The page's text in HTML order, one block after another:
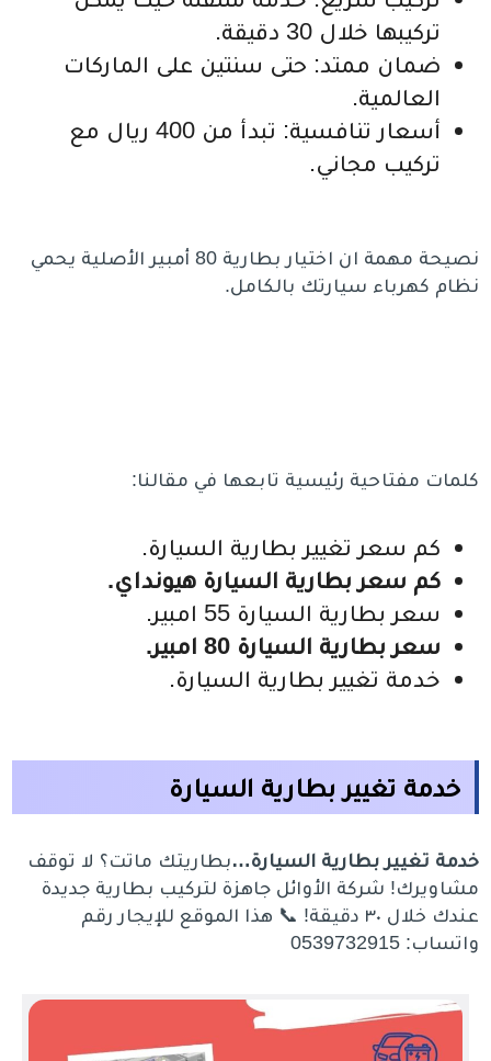
تركيبها خلال 30 دقيقة.
ضمان ممتد: حتى سنتين على الماركات
العالمية.
أسعار تنافسية: تبدأ من 400 ريال مع
تركيب مجاني.
نصيحة مهمة ان اختيار بطارية 80 أمبير الأصلية يحمي
نظام كهرباء سيارتك بالكامل.
كلمات مفتاحية رئيسية تابعها في مقالنا:
كم سعر تغيير بطارية السيارة.
كم سعر بطارية السيارة هيونداي.
سعر بطارية السيارة 55 امبير.
سعر بطارية السيارة 80 امبير.
خدمة تغيير بطارية السيارة.
خدمة تغيير بطارية السيارة
خدمة تغيير بطارية السيارة…بطاريتك ماتت؟ لا توقف
مشاويرك! شركة الأوائل جاهزة لتركيب بطارية جديدة
عندك خلال ٣٠ دقيقة! 📞 هذا الموقع للإيجار رقم
واتساب: 0539732915